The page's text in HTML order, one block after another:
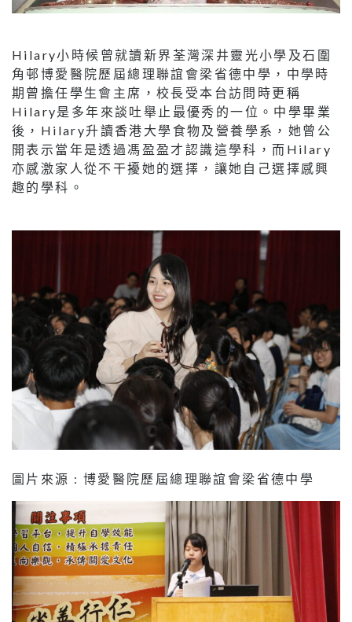
Hilary小時候曾就讀新界荃灣深井靈光小學及石圍
角邨博愛醫院歷屆總理聯誼會梁省德中學，中學時
期曾擔任學生會主席，校長受本台訪問時更稱
Hilary是多年來談吐舉止最優秀的一位。中學畢業
後，Hilary升讀香港大學食物及營養學系，她曾公
開表示當年是透過馮盈盈才認識這學科，而Hilary
亦感激家人從不干擾她的選擇，讓她自己選擇感興
趣的學科。
圖片來源 : 博愛醫院歷屆總理聯誼會梁省德中學